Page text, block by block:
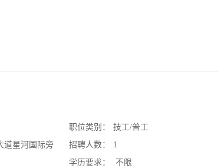
道星河国际旁
职位类别：
技工/普工
招聘人数：
1
学历要求：
不限